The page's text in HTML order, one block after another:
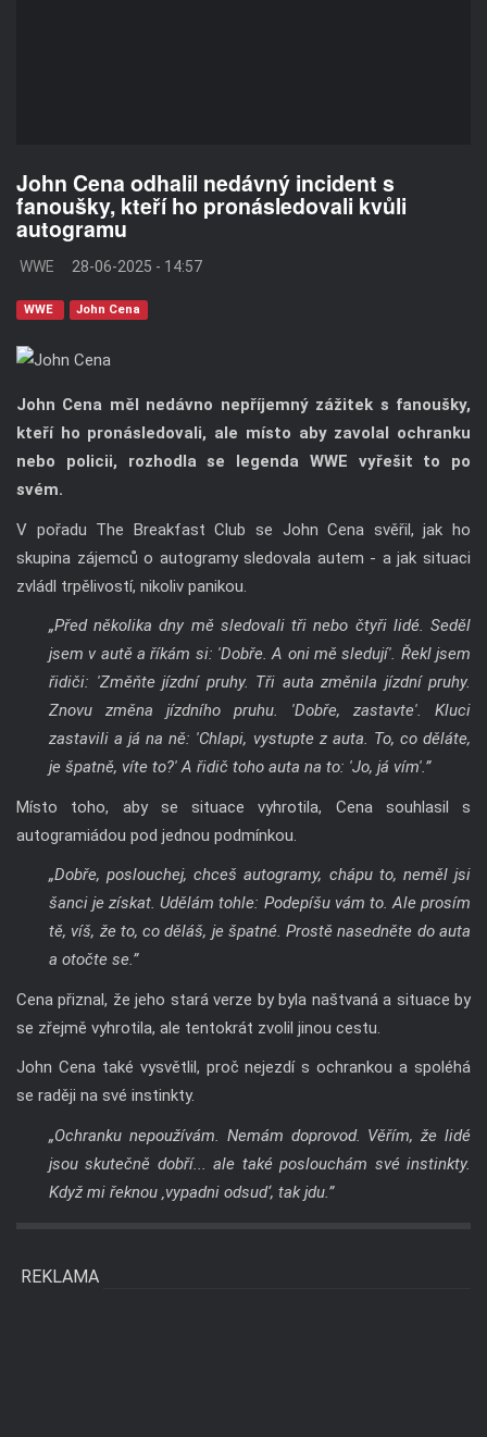
John Cena odhalil nedávný incident s
fanoušky, kteří ho pronásledovali kvůli
autogramu
WWE 28-06-2025 - 14:57
WWE John Cena
John Cena měl nedávno nepříjemný zážitek s fanoušky,
kteří ho pronásledovali, ale místo aby zavolal ochranku
nebo policii, rozhodla se legenda WWE vyřešit to po
svém.
V pořadu The Breakfast Club se John Cena svěřil, jak ho
skupina zájemců o autogramy sledovala autem - a jak situaci
zvládl trpělivostí, nikoliv panikou.
„Před několika dny mě sledovali tři nebo čtyři lidé. Seděl
jsem v autě a říkám si: 'Dobře. A oni mě sledují'. Řekl jsem
řidiči: 'Změňte jízdní pruhy. Tři auta změnila jízdní pruhy.
Znovu změna jízdního pruhu. 'Dobře, zastavte'. Kluci
zastavili a já na ně: 'Chlapi, vystupte z auta. To, co děláte,
je špatně, víte to?' A řidič toho auta na to: 'Jo, já vím'.”
Místo toho, aby se situace vyhrotila, Cena souhlasil s
autogramiádou pod jednou podmínkou.
„Dobře, poslouchej, chceš autogramy, chápu to, neměl jsi
šanci je získat. Udělám tohle: Podepíšu vám to. Ale prosím
tě, víš, že to, co děláš, je špatné. Prostě nasedněte do auta
a otočte se.”
Cena přiznal, že jeho stará verze by byla naštvaná a situace by
se zřejmě vyhrotila, ale tentokrát zvolil jinou cestu.
John Cena také vysvětlil, proč nejezdí s ochrankou a spoléhá
se raději na své instinkty.
„Ochranku nepoužívám. Nemám doprovod. Věřím, že lidé
jsou skutečně dobří... ale také poslouchám své instinkty.
Když mi řeknou ‚vypadni odsud‘, tak jdu.”
REKLAMA